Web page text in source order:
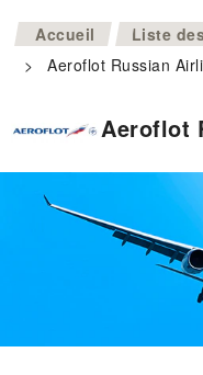
Accueil
Liste
>
Aeroflot Russian
Aeroflot